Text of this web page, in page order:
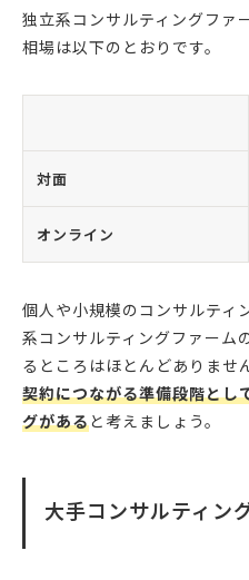
独立系コンサルティングファ
相場は以下のとおりです。
対面
オンライン
個人や小規模のコンサルティ
系コンサルティングファーム
るところはほとんどありませ
契約につながる準備段階とし
グがあると考えましょう。
大手コンサルティン